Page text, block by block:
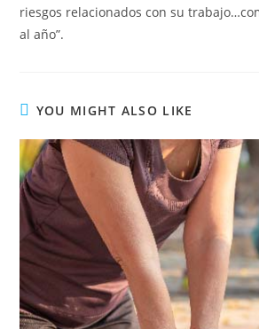
riesgos relacionados con su
al año”.
YOU MIGHT ALSO LIKE